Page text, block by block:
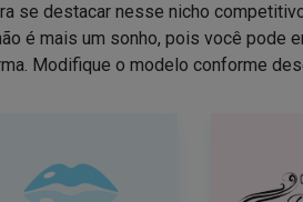
se destacar nesse nicho
é mais um sonho, pois você
Modifique o modelo conforme